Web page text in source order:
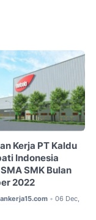
Kerja PT Kaldu
Indonesia
SMK Bulan
2022
• 06 Dec,